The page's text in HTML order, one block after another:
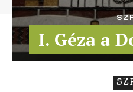
I. Géza a